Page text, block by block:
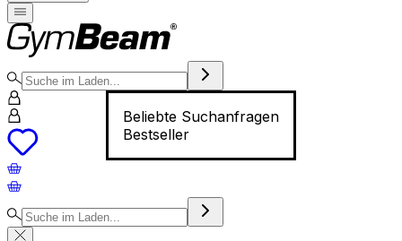
Beliebte Suchanfragen
Bestseller